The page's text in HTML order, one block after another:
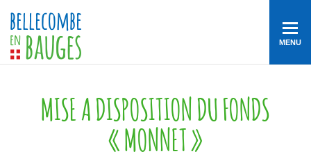
MENU
MISE A DISPOSITION DU FONDS
« MONNET »